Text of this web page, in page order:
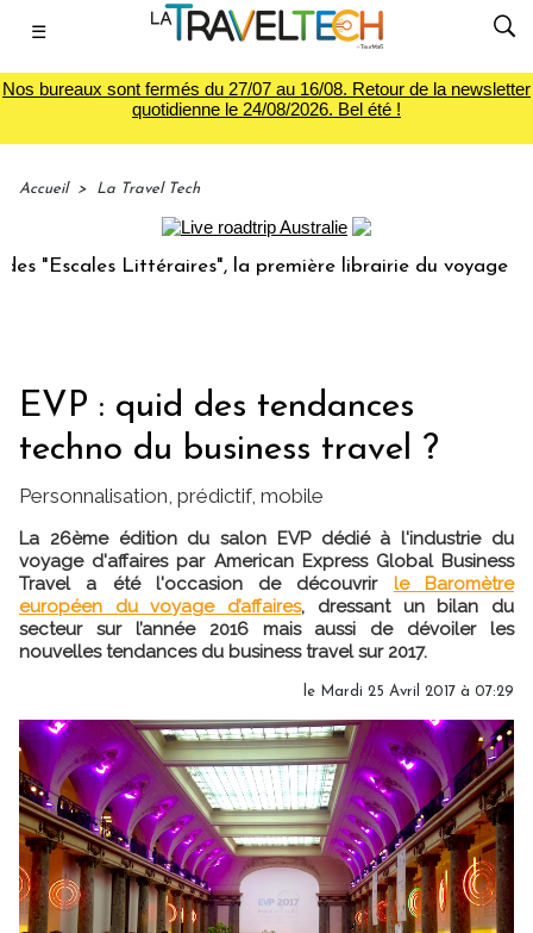
☰
Nos bureaux sont fermés du 27/07 au 16/08. Retour de la newsletter
quotidienne le 24/08/2026. Bel été !
Accueil > La Travel Tech
Littéraires", la première librairie du voyage Le
EVP : quid des tendances
techno du business travel ?
Personnalisation, prédictif, mobile
La 26ème édition du salon EVP dédié à l'industrie du
voyage d'affaires par American Express Global Business
Travel a été l'occasion de découvrir le Baromètre
européen du voyage d’affaires, dressant un bilan du
secteur sur l’année 2016 mais aussi de dévoiler les
nouvelles tendances du business travel sur 2017.
le Mardi 25 Avril 2017 à 07:29